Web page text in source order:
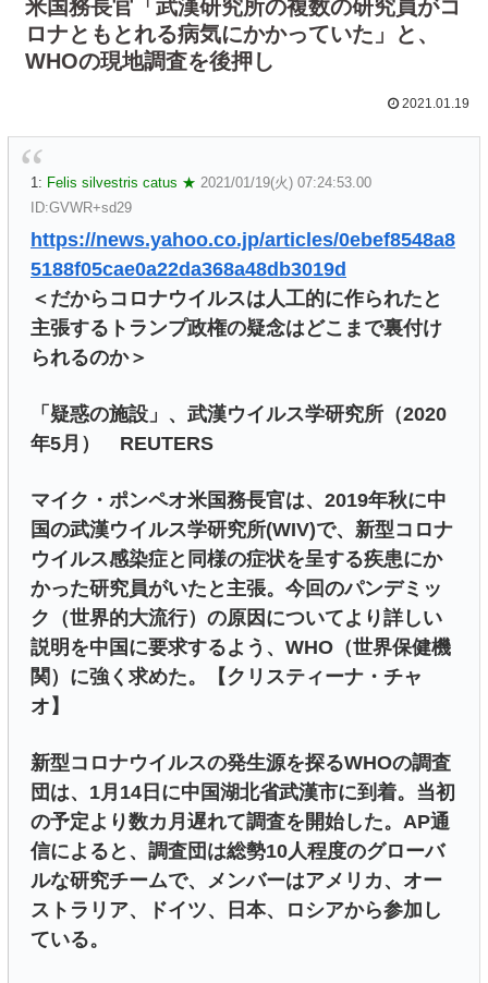
米国務長官「武漢研究所の複数の研究員がコ
ロナともとれる病気にかかっていた」と、
WHOの現地調査を後押し
2021.01.19
1: Felis silvestris catus ★ 2021/01/19(火) 07:24:53.00
ID:GVWR+sd29
https://news.yahoo.co.jp/articles/0ebef8548a8
5188f05cae0a22da368a48db3019d
＜だからコロナウイルスは人工的に作られたと
主張するトランプ政権の疑念はどこまで裏付け
られるのか＞
「疑惑の施設」、武漢ウイルス学研究所（2020
年5月） REUTERS
マイク・ポンペオ米国務長官は、2019年秋に中
国の武漢ウイルス学研究所(WIV)で、新型コロナ
ウイルス感染症と同様の症状を呈する疾患にか
かった研究員がいたと主張。今回のパンデミッ
ク（世界的大流行）の原因についてより詳しい
説明を中国に要求するよう、WHO（世界保健機
関）に強く求めた。【クリスティーナ・チャ
オ】
新型コロナウイルスの発生源を探るWHOの調査
団は、1月14日に中国湖北省武漢市に到着。当初
の予定より数カ月遅れて調査を開始した。AP通
信によると、調査団は総勢10人程度のグローバ
ルな研究チームで、メンバーはアメリカ、オー
ストラリア、ドイツ、日本、ロシアから参加し
ている。